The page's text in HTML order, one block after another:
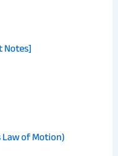
Notes]
of Motion)